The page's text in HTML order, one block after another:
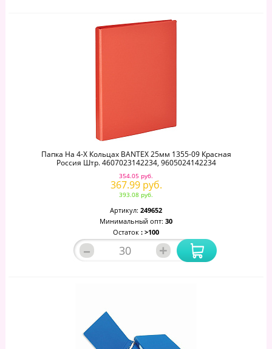
Папка На 4-Х Кольцах BANTEX 25мм 1355-09 Красная
Россия Штр. 4607023142234, 9605024142234
354.05 руб.
367.99 руб.
393.08 руб.
Артикул: 249652
Минимальный опт: 30
Остаток : >100
– +